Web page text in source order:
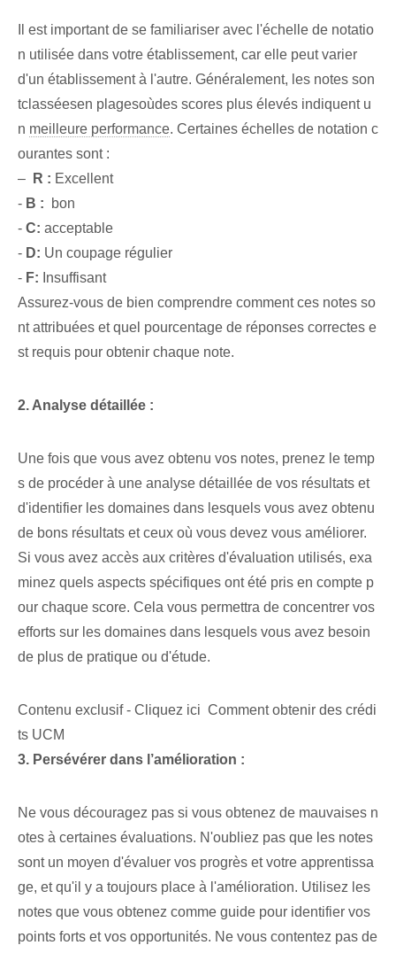
Il est important de se familiariser avec l'échelle de notatio
n utilisée dans votre établissement, car elle peut varier
d'un établissement à l'autre. Généralement, ⁣les notes son
t‌classées‌en plages‍où‌des scores plus élevés indiquent⁢ u
n meilleure performance. Certaines échelles de notation c
ourantes sont :
– ⁣
R :​ Excellent
- B : ‌
bon
- C: acceptable
- D: Un coupage régulier
- F: Insuffisant
Assurez-vous de bien comprendre comment ces notes so
nt attribuées et quel pourcentage de réponses correctes e
st requis pour obtenir chaque note.
2. Analyse détaillée :
Une fois que vous avez obtenu vos notes, prenez le temp
s de procéder à une analyse détaillée de vos résultats et
d'identifier les domaines dans lesquels vous avez obtenu
de bons résultats et ceux où vous devez vous améliorer. ⁤
Si vous avez accès aux ⁢critères d'évaluation utilisés, exa
minez quels aspects spécifiques ont été pris en compte⁢ p
our chaque score.⁢ Cela vous permettra de concentrer vos
efforts sur les domaines dans lesquels⁣ vous avez besoin
de plus de pratique ou d'étude.
Contenu exclusif - Cliquez ici Comment obtenir des crédi
ts UCM
3. Persévérer dans l’amélioration :
Ne vous découragez pas si vous obtenez de mauvaises n
otes à certaines évaluations. N'oubliez pas que les notes
sont un moyen d'évaluer vos progrès et votre apprentissa
ge, et qu'il y a toujours place à l'amélioration. Utilisez les
notes que vous obtenez comme guide pour identifier vos
points forts et vos opportunités. Ne vous contentez pas de